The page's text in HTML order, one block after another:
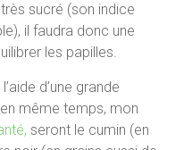
sucré (son indice
il faudra donc une
les papilles.
d’une grande
même temps, mon
seront le cumin (en